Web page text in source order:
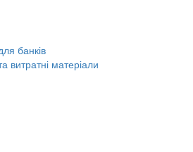
банків
витратні матеріали